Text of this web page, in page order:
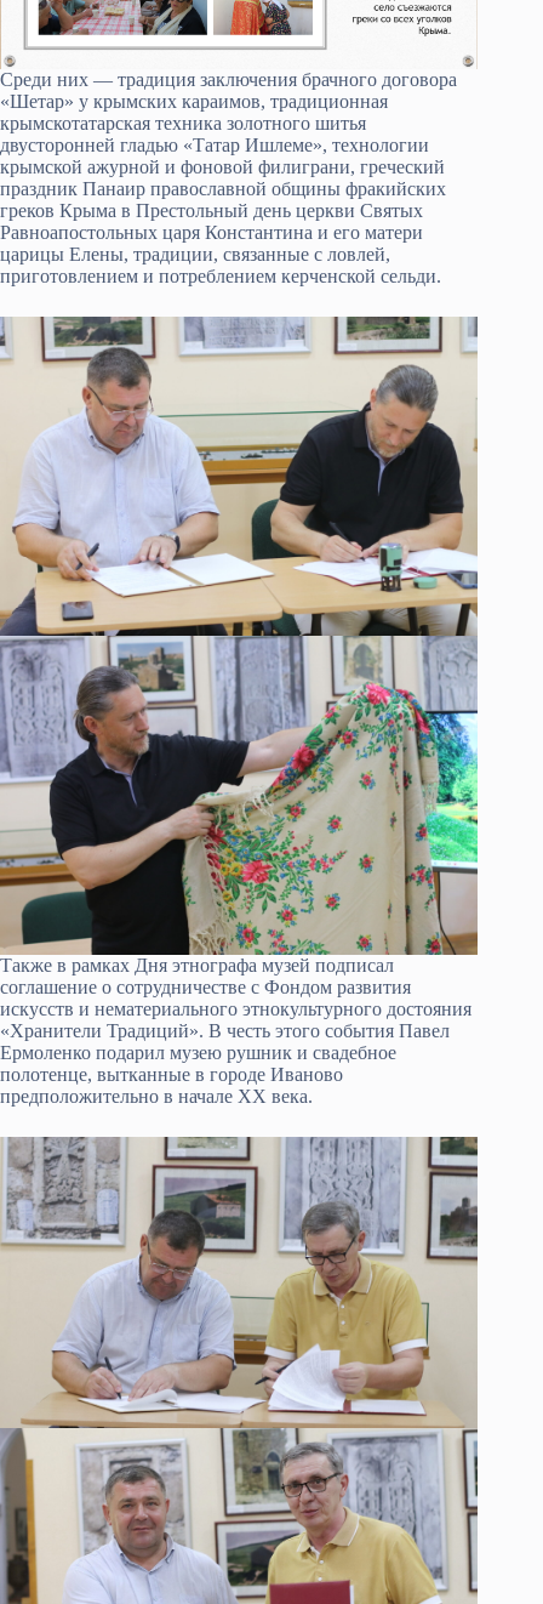
Среди них — традиция заключения брачного договора
«Шетар» у крымских караимов, традиционная
крымскотатарская техника золотного шитья
двусторонней гладью «Татар Ишлеме», технологии
крымской ажурной и фоновой филиграни, греческий
праздник Панаир православной общины фракийских
греков Крыма в Престольный день церкви Святых
Равноапостольных царя Константина и его матери
царицы Елены, традиции, связанные с ловлей,
приготовлением и потреблением керченской сельди.
Также в рамках Дня этнографа музей подписал
соглашение о сотрудничестве с Фондом развития
искусств и нематериального этнокультурного достояния
«Хранители Традиций». В честь этого события Павел
Ермоленко подарил музею рушник и свадебное
полотенце, вытканные в городе Иваново
предположительно в начале XX века.